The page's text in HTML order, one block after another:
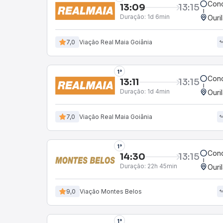
13:09 13:15
Duração: 1d 6min
7,0 Viação Real Maia Goiânia
1°
13:11 13:15
Duração: 1d 4min
7,0 Viação Real Maia Goiânia
1°
14:30 13:15
Duração: 22h 45min
9,0 Viação Montes Belos
1°